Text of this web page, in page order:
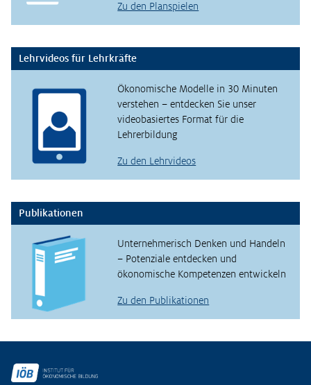
Zu den Planspielen
Lehrvideos für Lehrkräfte
Ökonomische Modelle in 30 Minuten
verstehen – entdecken Sie unser
videobasiertes Format für die
Lehrerbildung
Zu den Lehrvideos
Publikationen
Unternehmerisch Denken und Handeln
– Potenziale entdecken und
ökonomische Kompetenzen entwickeln
Zu den Publikationen